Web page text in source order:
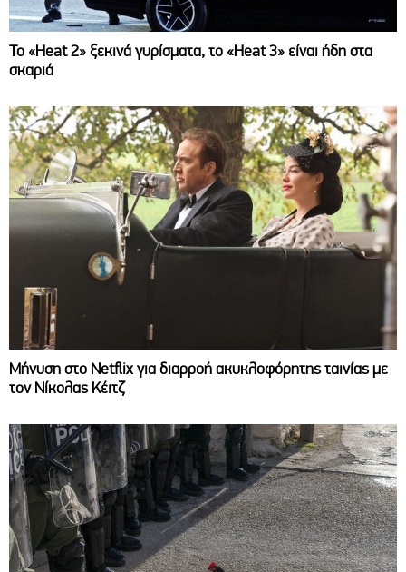
Το «Heat 2» ξεκινά γυρίσματα, το «Heat 3» είναι ήδη στα
σκαριά
Μήνυση στο Netflix για διαρροή ακυκλοφόρητης ταινίας με
τον Νίκολας Κέιτζ